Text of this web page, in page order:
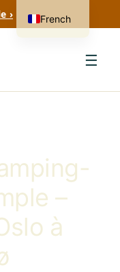
›
☰
–
à
French